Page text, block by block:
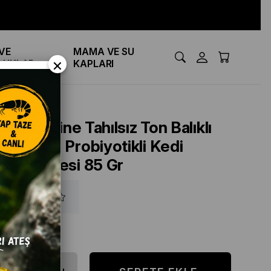
MAMA VE SU
KAPLARI
Feline Tahılsız Ton Balıklı
Probiyotikli Kedi
85 Gr
×